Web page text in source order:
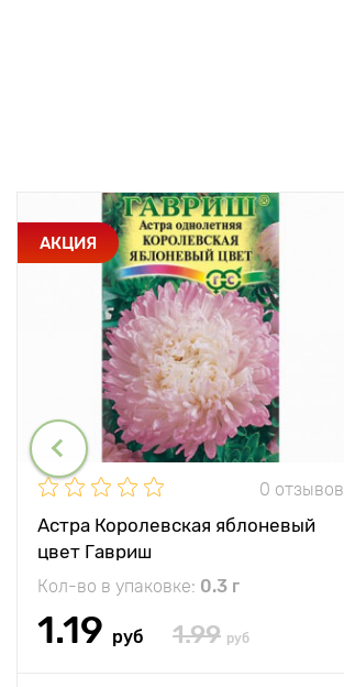
АКЦИЯ
0 отзывов
Астра Королевская яблоневый
цвет Гавриш
Кол-во в упаковке: 0.3 г
1.19 руб 1.99 руб